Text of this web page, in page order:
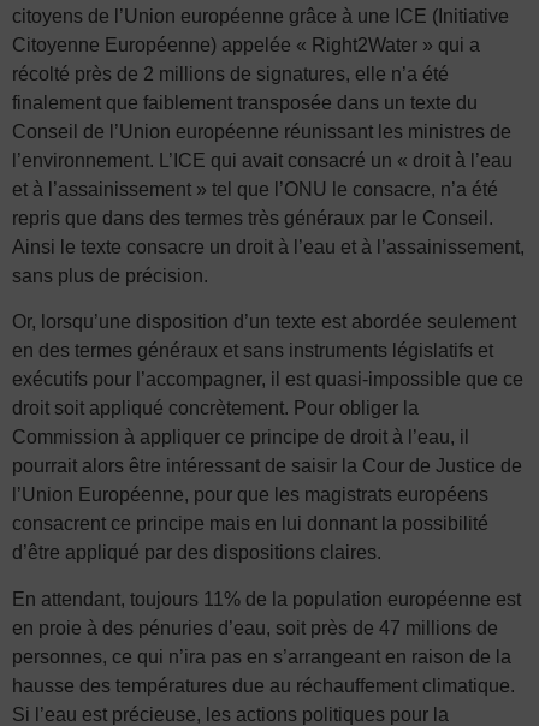
citoyens de l’Union européenne grâce à une ICE (Initiative
Citoyenne Européenne) appelée « Right2Water » qui a
récolté près de 2 millions de signatures, elle n’a été
finalement que faiblement transposée dans un texte du
Conseil de l’Union européenne réunissant les ministres de
l’environnement. L’ICE qui avait consacré un « droit à l’eau
et à l’assainissement » tel que l’ONU le consacre, n’a été
repris que dans des termes très généraux par le Conseil.
Ainsi le texte consacre un droit à l’eau et à l’assainissement,
sans plus de précision.
Or, lorsqu’une disposition d’un texte est abordée seulement
en des termes généraux et sans instruments législatifs et
exécutifs pour l’accompagner, il est quasi-impossible que ce
droit soit appliqué concrètement. Pour obliger la
Commission à appliquer ce principe de droit à l’eau, il
pourrait alors être intéressant de saisir la Cour de Justice de
l’Union Européenne, pour que les magistrats européens
consacrent ce principe mais en lui donnant la possibilité
d’être appliqué par des dispositions claires.
En attendant, toujours 11% de la population européenne est
en proie à des pénuries d’eau, soit près de 47 millions de
personnes, ce qui n’ira pas en s’arrangeant en raison de la
hausse des températures due au réchauffement climatique.
Si l’eau est précieuse, les actions politiques pour la